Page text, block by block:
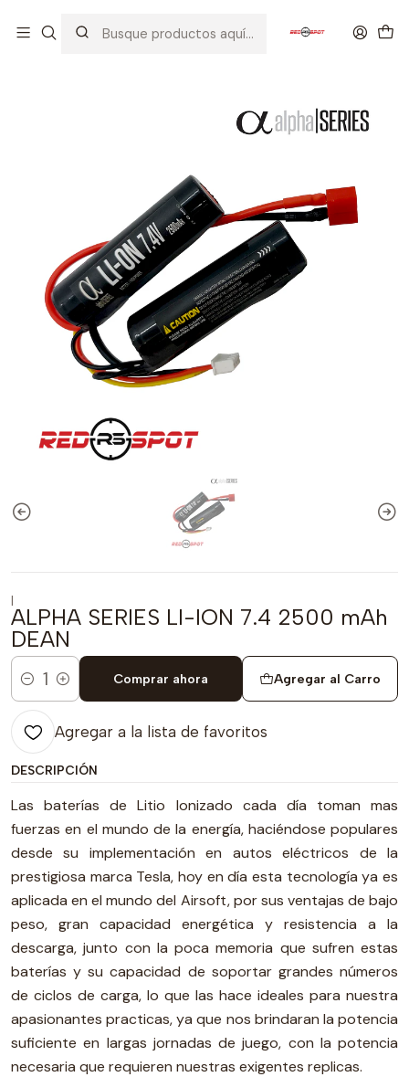
ALPHA SERIES LI-ION 7.4 2500 mAh DEAN
|
ALPHA SERIES LI-ION 7.4 2500 mAh
DEAN
Cantidad
Agregar al Carro
Comprar ahora
Agregar a la lista de favoritos
DESCRIPCIÓN
Las baterías de Litio Ionizado cada día toman mas
fuerzas en el mundo de la energía, haciéndose populares
desde su implementación en autos eléctricos de la
prestigiosa marca Tesla, hoy en día esta tecnología ya es
aplicada en el mundo del Airsoft, por sus ventajas de bajo
peso, gran capacidad energética y resistencia a la
descarga, junto con la poca memoria que sufren estas
baterías y su capacidad de soportar grandes números
de ciclos de carga, lo que las hace ideales para nuestra
apasionantes practicas, ya que nos brindaran la potencia
suficiente en largas jornadas de juego, con la potencia
necesaria que requieren nuestras exigentes replicas.